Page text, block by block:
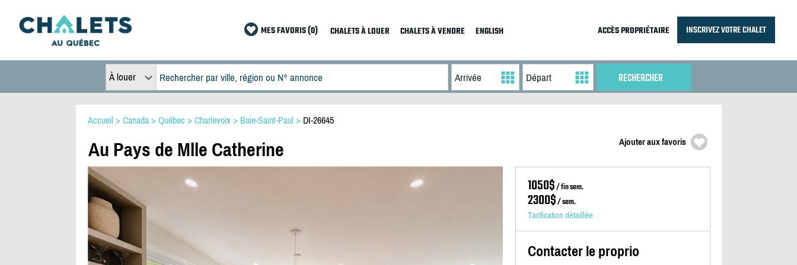
MES FAVORIS (0) CHALETS À LOUER CHALETS À VENDRE ENGLISH ACCÈS PROPRIÉTAIRE INSCRIVEZ VOTRE CHALET
À louer
Accueil > Canada> Québec > Charlevoix > Baie-Saint-Paul > DI-26645
Au Pays de Mlle Catherine Ajouter aux favoris
1050$/ fin sem.
2300$/ sem.
Tarification détaillée
Contacter le proprio